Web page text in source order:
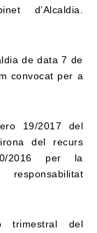
d’Alcaldia.
de data 7 de
convocat per a
19/2017 del
del recurs
2016 per la
trimestral del